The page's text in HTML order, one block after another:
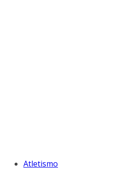
Atletismo